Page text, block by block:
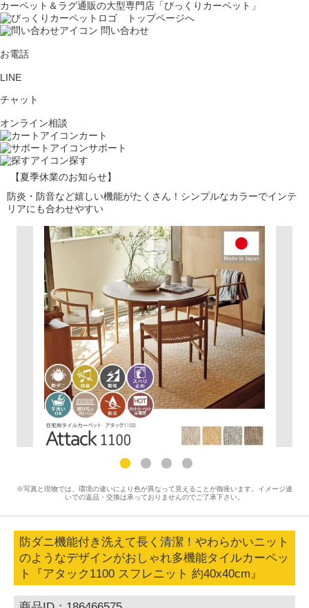
カーペット＆ラグ通販の大型専門店「びっくりカーペット」
問い合わせ
お電話
LINE
チャット
オンライン相談
カート
サポート
探す
【夏季休業のお知らせ】
防炎・防音など嬉しい機能がたくさん！シンプルなカラーでインテ
リアにも合わせやすい
※写真と現物では、環境の違いにより色が異なって見えることが御座います。イメージ違
いでの返品・交換は承っておりませんのでご了承下さい。
防ダニ機能付き洗えて長く清潔！やわらかいニット
のようなデザインがおしゃれ多機能タイルカーペッ
ト『アタック1100 スフレニット 約40x40cm』